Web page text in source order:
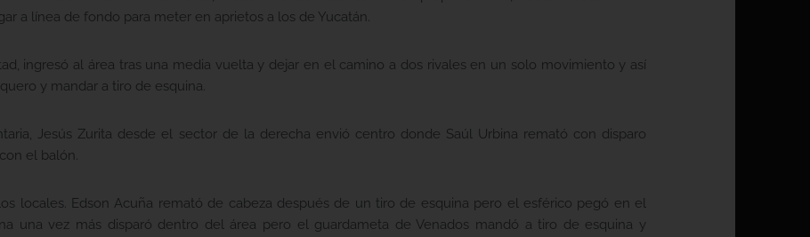
a línea de fondo para meter en aprietos a los de Yucatán.
ingresó al área tras una media vuelta y dejar en el camino a dos rivales en un solo movimiento y así
y mandar a tiro de esquina.
Jesús Zurita desde el sector de la derecha envió centro donde Saúl Urbina remató con disparo
el balón.
locales. Edson Acuña remató de cabeza después de un tiro de esquina pero el esférico pegó en el
una vez más disparó dentro del área pero el guardameta de Venados mandó a tiro de esquina y